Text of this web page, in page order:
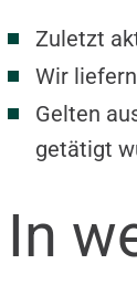
Zuletzt
Wir
Gelten
getätigt
In